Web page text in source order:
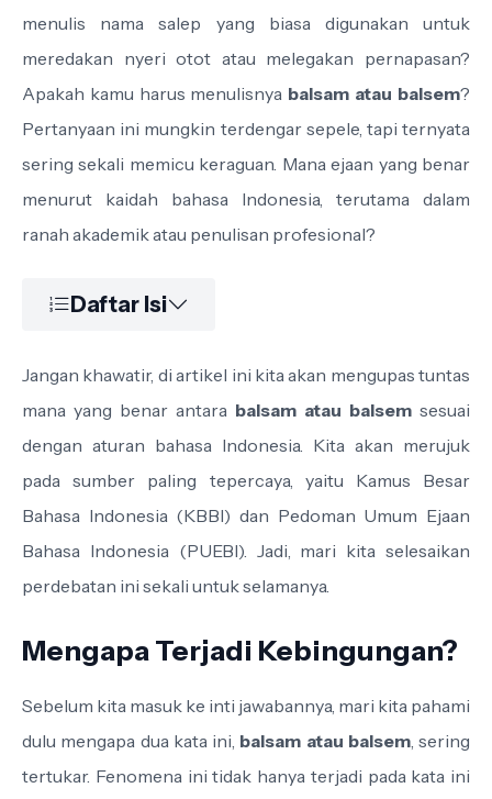
menulis nama salep yang biasa digunakan untuk
meredakan nyeri otot atau melegakan pernapasan?
Apakah kamu harus menulisnya balsam atau balsem?
Pertanyaan ini mungkin terdengar sepele, tapi ternyata
sering sekali memicu keraguan. Mana ejaan yang benar
menurut kaidah bahasa Indonesia, terutama dalam
ranah akademik atau penulisan profesional?
Daftar Isi
Jangan khawatir, di artikel ini kita akan mengupas tuntas
mana yang benar antara balsam atau balsem sesuai
dengan aturan bahasa Indonesia. Kita akan merujuk
pada sumber paling tepercaya, yaitu Kamus Besar
Bahasa Indonesia (KBBI) dan Pedoman Umum Ejaan
Bahasa Indonesia (PUEBI). Jadi, mari kita selesaikan
perdebatan ini sekali untuk selamanya.
Mengapa Terjadi Kebingungan?
Sebelum kita masuk ke inti jawabannya, mari kita pahami
dulu mengapa dua kata ini, balsam atau balsem, sering
tertukar. Fenomena ini tidak hanya terjadi pada kata ini